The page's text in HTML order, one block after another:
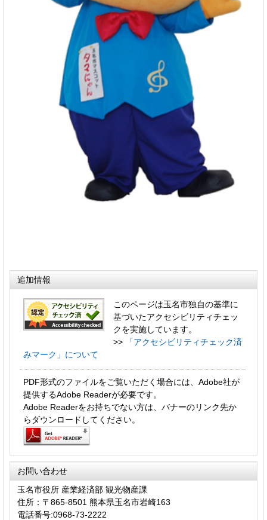
追加情報
このページは玉名市独自の基準に
基づいたアクセシビリティチェッ
クを実施しています。
>>
「アクセシビリティチェック済
みマーク」について
PDF形式のファイルをご覧いただく場合には、Adobe社が
提供するAdobe Readerが必要です。
Adobe Readerをお持ちでない方は、バナーのリンク先か
らダウンロードしてください。
お問い合わせ
玉名市役所 産業経済部 観光物産課
住所：〒865-8501 熊本県玉名市岩崎163
電話番号:0968-73-2222